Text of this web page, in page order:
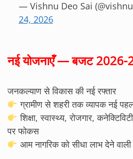
— Vishnu Deo Sai
24, 2026
नई योजनाएँ — बजट 2026-
जनकल्याण से विकास की नई रफ्तार
ग्रामीण से शहरी तक व्यापक नई
शिक्षा, स्वास्थ्य, रोजगार,
पर फोकस
आम नागरिक को सीधा लाभ देने वाली